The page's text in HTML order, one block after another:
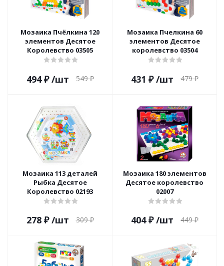
Мозаика Пчёлкина 120
элементов Десятое
Королевство 03505
494₽ /шт 549₽
Мозаика Пчелкина 60
элементов Десятое
королевство 03504
431 ₽ /шт 479₽
Мозаика 113 деталей
Рыбка Десятое
Королевство 02193
278₽ /шт 309₽
Мозаика 180 элементов
Десятое королевство
02007
404₽ /шт 449₽